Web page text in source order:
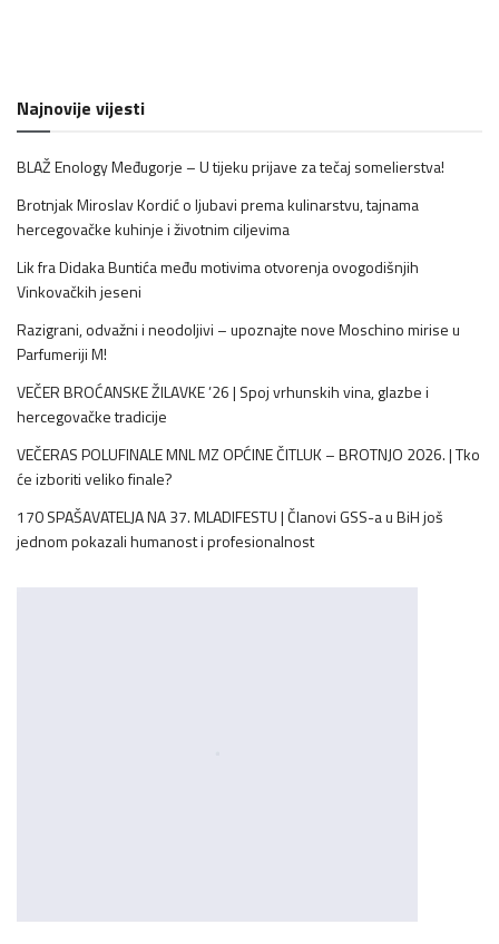
Najnovije vijesti
BLAŽ Enology Međugorje – U tijeku prijave za tečaj somelierstva!
Brotnjak Miroslav Kordić o ljubavi prema kulinarstvu, tajnama
hercegovačke kuhinje i životnim ciljevima
Lik fra Didaka Buntića među motivima otvorenja ovogodišnjih
Vinkovačkih jeseni
Razigrani, odvažni i neodoljivi – upoznajte nove Moschino mirise u
Parfumeriji M!
VEČER BROĆANSKE ŽILAVKE ’26 | Spoj vrhunskih vina, glazbe i
hercegovačke tradicije
VEČERAS POLUFINALE MNL MZ OPĆINE ČITLUK – BROTNJO 2026. | Tko
će izboriti veliko finale?
170 SPAŠAVATELJA NA 37. MLADIFESTU | Članovi GSS-a u BiH još
jednom pokazali humanost i profesionalnost